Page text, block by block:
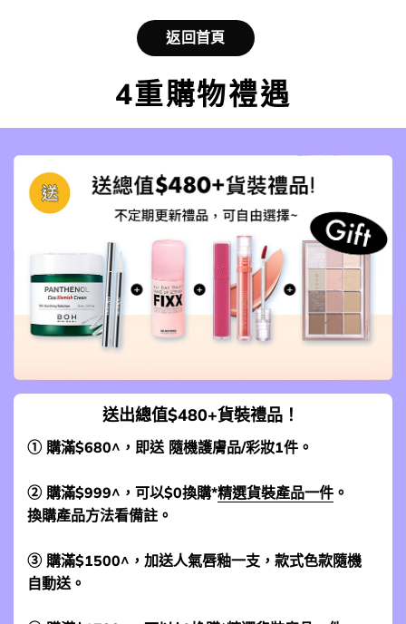
返回首頁
4重購物禮遇
送出總值$480+貨裝禮品！
① 購滿$680^，即送 隨機護膚品/彩妝1件。
② 購滿$999^，可以$0換購*精選貨裝產品一件 。
換購產品方法看備註。
③ 購滿$1500^，加送人氣唇釉一支，款式色款隨機
自動送。